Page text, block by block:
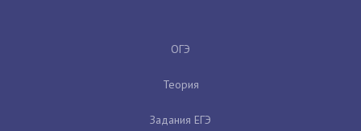
ОГЭ
Теория
Задания ЕГЭ